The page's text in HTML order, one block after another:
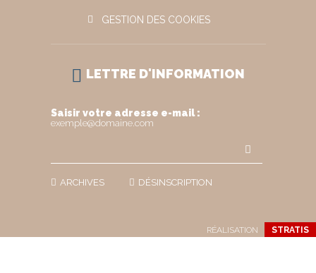
GESTION DES COOKIES
LETTRE D'INFORMATION
Saisir votre adresse e-mail :
exemple@domaine.com
ARCHIVES DÉSINSCRIPTION
RÉALISATION STRATIS